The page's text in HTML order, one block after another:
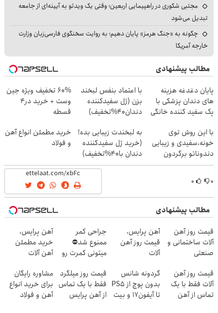
مجتبی شکوری در راهپیمایی اربعین؛ وقتی یک ویدئو به آیینه‌ای از جامعه
تبدیل می‌شود
چگونه به «جنگ هرمز» پایان دهیم؛ به روایت سخنگوی فارسی‌زبان وزارت
خارجه آمریکا
مطالب پیشنهادی
پایان دغدغه هزینه
های دندان پزشکی با
پک سفید کننده خانگی
با اعتماد بنفس لبخند
بزن (ژل سفیدکننده
دندان40%تخفیف)
60% تخفیف ویژه جین
وست + خرید در4
قسطه
با این روش توی
خونه،سفیدی و زیبایی
دندوناتو برگردون
(40%off)
به لبخندت زیبایی بده!
(خرید ژل سفیدکننده
دندان با40%تخفیف)
خرید مطمئن انواع آهن
و فولاد
۰ ۰
مطالب پیشنهادی
قیمت روز آهن
آلات ساختمانی و
صنعتی
آهن پرایس،
قیمت روز آهن
آلات
جراحی کمر
ممنوع شد⛔
میتونی کمرت رو
کنی! 👈🏻
پرسش‌نامه
آهن پرایس،
خرید مطمئن
آهن آلات
قیمت روز آهن
آلات فقط با یک
تماس از آهن
گردونه شانس
بدون پوچ از PS5
تا آیفون17 و بیت
قیمت روز میلگرد
فقط با یک تماس
از آهن پرایس
مشاوره رایگان
برای خرید انواع
آهن و فولاد